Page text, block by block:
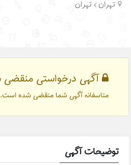
تهران تهران
آگهی درخواستی
متاسفانه آگهی شما منقضی شده است.
توضیحات آگهی